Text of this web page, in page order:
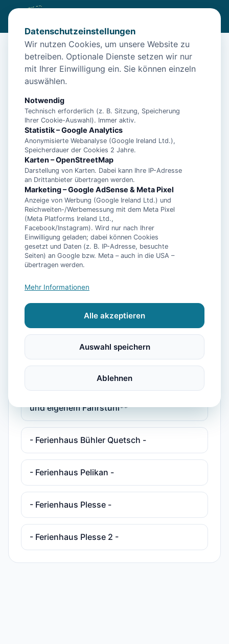
Diese Unterkunft ist aktuell nicht
buchbar
Unterkünfte in der Nähe
Ferienwohnung Dünenrose
Norddeicher Perle 2
**5 Sterne Luxus Ferienhaus Arngast für 6
Personen mit Pool, Sauna, Fitnessraum
**5 Sterne Luxus Ferienhaus Arngast für 6
und eigenem Fahrstuhl**
Personen mit Pool, Sauna, Fitnessraum
**Luxus Ferienhaus Voslapp für 6
und eigenem Fahrstuhl**
- Ferienhaus Bühler Quetsch -
- Ferienhaus Pelikan -
- Ferienhaus Plesse -
- Ferienhaus Plesse 2 -
Datenschutzeinstellungen
Wir nutzen Cookies, um unsere Website zu
betreiben. Optionale Dienste setzen wir nur
mit Ihrer Einwilligung ein. Sie können einzeln
auswählen.
Notwendig
Technisch erforderlich (z. B. Sitzung, Speicherung
Ihrer Cookie-Auswahl). Immer aktiv.
Statistik – Google Analytics
Anonymisierte Webanalyse (Google Ireland Ltd.),
Speicherdauer der Cookies 2 Jahre.
Karten – OpenStreetMap
Darstellung von Karten. Dabei kann Ihre IP-Adresse
an Drittanbieter übertragen werden.
Marketing – Google AdSense & Meta Pixel
Anzeige von Werbung (Google Ireland Ltd.) und
Reichweiten-/Werbemessung mit dem Meta Pixel
(Meta Platforms Ireland Ltd.,
Facebook/Instagram). Wird nur nach Ihrer
Einwilligung geladen; dabei können Cookies
gesetzt und Daten (z. B. IP-Adresse, besuchte
Seiten) an Google bzw. Meta – auch in die USA –
übertragen werden.
Mehr Informationen
Alle akzeptieren
Auswahl speichern
Ablehnen